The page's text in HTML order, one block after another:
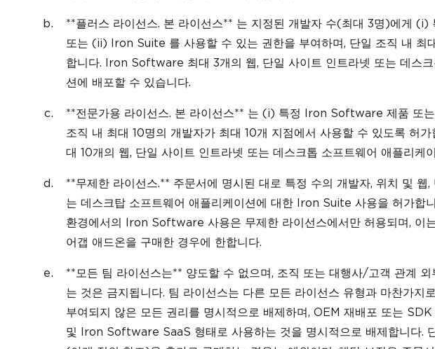
**플러스 라이선스. 본 라이선스** 는 지정된 개발자 수(최대 3명)에게
또는 (ii) Iron Suite 를 사용할 수 있는 권한을 부여하며, 단일 조직 내 최
합니다. Iron Software 최대 3개의 웹, 단일 사이트 인트라넷 또는 데스
션에 배포할 수 있습니다.
**전문가용 라이선스. 본 라이선스** 는 (i) 특정 Iron Software 제품 또
조직 내 최대 10명의 개발자가 최대 10개 지점에서 사용할 수 있도록 허
대 10개의 웹, 단일 사이트 인트라넷 또는 데스크톱 소프트웨어 애플리케
**무제한 라이선스.** 주문서에 명시된 대로 특정 수의 개발자, 위치 및 웹
는 데스크탑 소프트웨어 애플리케이션에 대한 Iron Suite 사용을 허가
환경에서의 Iron Software 사용은 무제한 라이선스에서만 허용되며, 이
어갭 애드온을 구매한 경우에 한합니다.
**모든 팀 라이선스는** 양도할 수 없으며, 조직 또는 대행사/고객 관계
는 것은 금지됩니다. 팀 라이선스는 다른 모든 라이선스 유형과 마찬가지
부여되지 않은 모든 권리를 명시적으로 배제하며, OEM 재배포 또는
및 Iron Software SaaS 형태로 사용하는 것을 명시적으로 배제합니다.